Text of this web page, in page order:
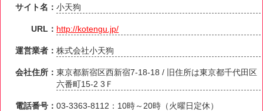
サイト名：小天狗
URL： http://kotengu.jp/
運営業者：株式会社小天狗
会社住所：東京都新宿区西新宿7-18-18 / 旧住所は東京都千代田区
六番町15-2 3Ｆ
電話番号：03-3363-8112：10時～20時（火曜日定休）